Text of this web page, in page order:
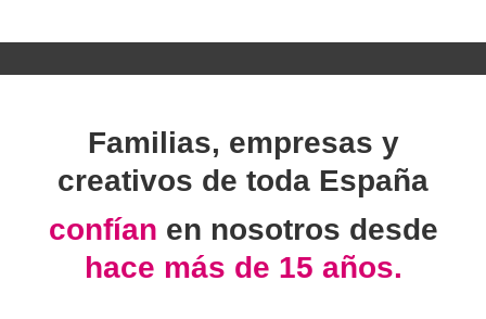
Familias, empresas y
creativos de toda España
confían en nosotros desde
hace más de 15 años.